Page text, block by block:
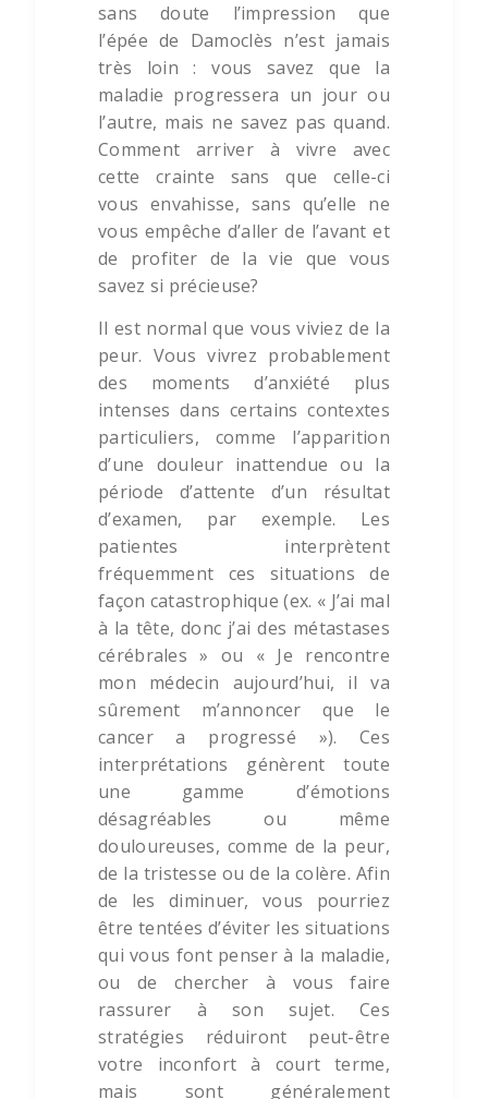
sans doute l’impression que
l’épée de Damoclès n’est jamais
très loin : vous savez que la
maladie progressera un jour ou
l’autre, mais ne savez pas quand.
Comment arriver à vivre avec
cette crainte sans que celle-ci
vous envahisse, sans qu’elle ne
vous empêche d’aller de l’avant et
de profiter de la vie que vous
savez si précieuse?
Il est normal que vous viviez de la
peur. Vous vivrez probablement
des moments d’anxiété plus
intenses dans certains contextes
particuliers, comme l’apparition
d’une douleur inattendue ou la
période d’attente d’un résultat
d’examen, par exemple. Les
patientes interprètent
fréquemment ces situations de
façon catastrophique (ex. « J’ai mal
à la tête, donc j’ai des métastases
cérébrales » ou « Je rencontre
mon médecin aujourd’hui, il va
sûrement m’annoncer que le
cancer a progressé »). Ces
interprétations génèrent toute
une gamme d’émotions
désagréables ou même
douloureuses, comme de la peur,
de la tristesse ou de la colère. Afin
de les diminuer, vous pourriez
être tentées d’éviter les situations
qui vous font penser à la maladie,
ou de chercher à vous faire
rassurer à son sujet. Ces
stratégies réduiront peut-être
votre inconfort à court terme,
mais sont généralement